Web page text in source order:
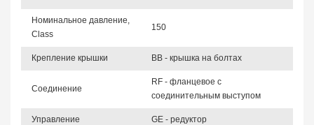
Номинальное давление,
Class
150
Крепление крышки BB - крышка на болтах
Соединение
RF - фланцевое с
соединительным выступом
Управление GE - редуктор